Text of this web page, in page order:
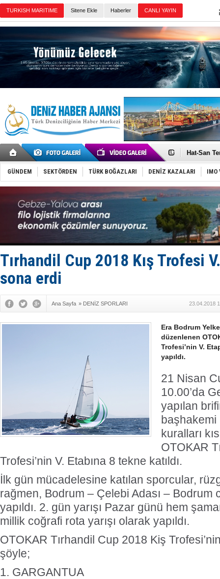
TURKISH MARITIME Sitene Ekle Haberler CANLI YAYIN
Türk
Hat-San
Med
Tekne, su
Dışişleri
Depo ve
SES
Kargıcak
İstanbul:
GÜNDEM SEKTÖRDEN TÜRK BOĞAZLARI DENİZ KAZALARI IMO
Tırhandil Cup 2018 Kış Trofesi
sona erdi
Ana Sayfa » DENİZ SPORLARI 23.04.2018
Era Bodrum
düzenlenen
Trofesi’nin V.
yapıldı.
21 Nisan
10.00’da
yapılan
kuralları
OTOKAR
Trofesi’nin V. Etabına 8 tekne katıldı.
İlk gün mücadelesine katılan sporcular,
rağmen, Bodrum – Çelebi Adası – Bodrum
yapıldı. 2. gün yarışı Pazar günü hem
millik coğrafi rota yarışı olarak yapıldı.
OTOKAR Tırhandil Cup 2018 Kiş
şöyle;
1. GARGANTUA